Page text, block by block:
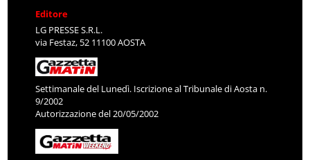
Editore
LG PRESSE S.R.L.
via Festaz, 52 11100 AOSTA
Settimanale del Lunedì. Iscrizione al Tribunale di Aosta n.
9/2002
Autorizzazione del 20/05/2002